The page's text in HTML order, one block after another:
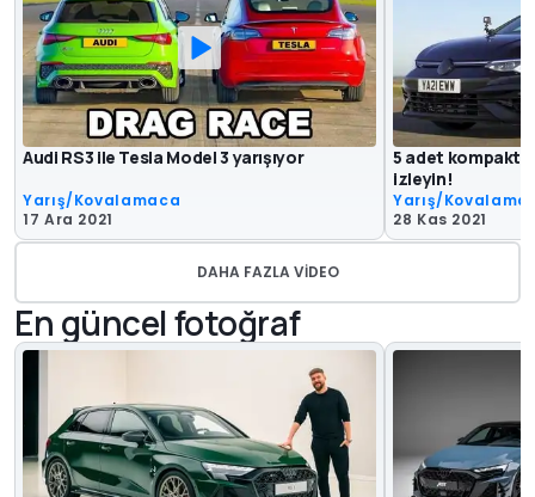
Audi RS3 ile Tesla Model 3 yarışıyor
Yarış/Kovalamaca
17 Ara 2021
5 adet kompakt
izleyin!
Yarış/
28 Kas 2021
DAHA FAZLA VIDEO
En güncel fotoğraf